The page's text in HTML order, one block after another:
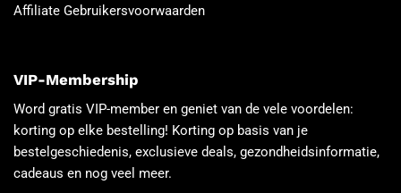
Affiliate Gebruikersvoorwaarden
VIP-Membership
Word gratis VIP-member en geniet van de vele voordelen:
korting op elke bestelling! Korting op basis van je
bestelgeschiedenis, exclusieve deals, gezondheidsinformatie,
cadeaus en nog veel meer.